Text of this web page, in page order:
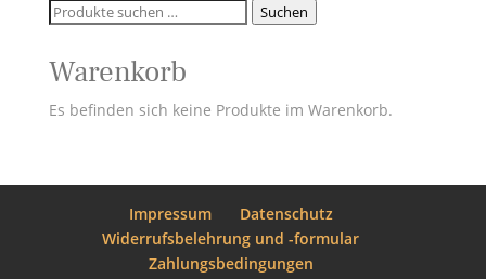
Suchen
Suchen
Warenkorb
Es befinden sich keine Produkte im Warenkorb.
Impressum
Datenschutz
Widerrufsbelehrung und -formular
Zahlungsbedingungen